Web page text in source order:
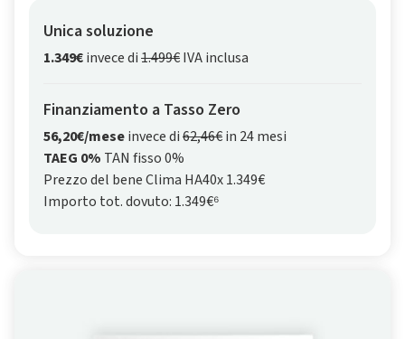
Unica soluzione
1.349€invece di1.499€IVA inclusa
Finanziamento a Tasso Zero
56,20€/meseinvece di62,46€in 24 mesi
TAEG 0% TAN fisso 0%
Prezzo del bene Clima HA40x 1.349€
Importo tot. dovuto: 1.349€⁶